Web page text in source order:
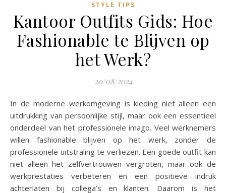
STYLE TIPS
Kantoor Outfits Gids: Hoe
Fashionable te Blijven op
het Werk?
20/08/2024
In de moderne werkomgeving is kleding niet alleen een
uitdrukking van persoonlijke stijl, maar ook een essentieel
onderdeel van het professionele imago. Veel werknemers
willen fashionable blijven op het werk, zonder de
professionele uitstraling te verliezen. Een goede outfit kan
niet alleen het zelfvertrouwen vergroten, maar ook de
werkprestaties verbeteren en een positieve indruk
achterlaten bij collega’s en klanten. Daarom is het